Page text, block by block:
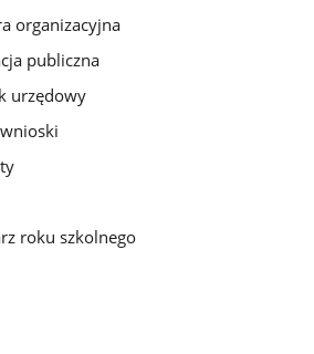
organizacyjna
publiczna
urzędowy
roku szkolnego